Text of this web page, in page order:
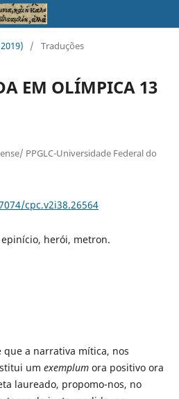
/ Traduções
EM OLÍMPICA 13
PPGLC-Universidade Federal do
cpc.v2i38.26564
herói, metron.
a narrativa mítica, nos
um exemplum ora positivo ora
laureado, propomo-nos, no